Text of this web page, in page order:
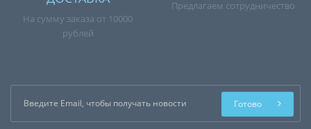
На сумму заказа от 10000
рублей
Предлагаем сотрудничество
Готово